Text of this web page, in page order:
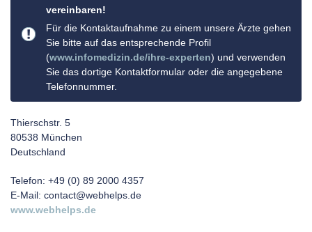
vereinbaren!
Für die Kontaktaufnahme zu einem unsere Ärzte gehen
Sie bitte auf das entsprechende Profil
(www.infomedizin.de/ihre-experten) und verwenden
Sie das dortige Kontaktformular oder die angegebene
Telefonnummer.
Thierschstr. 5
80538 München
Deutschland
Telefon: +49 (0) 89 2000 4357
E-Mail: contact@webhelps.de
www.webhelps.de